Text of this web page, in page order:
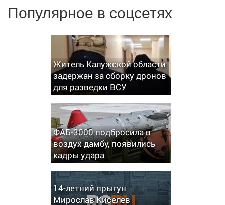
Популярное в соцсетях
Житель Калужской области
задержан за сборку дронов
для разведки ВСУ
ФАБ-3000 подбросила в
воздух дамбу, появились
кадры удара
14-летний прыгун
Мирослав Киселев